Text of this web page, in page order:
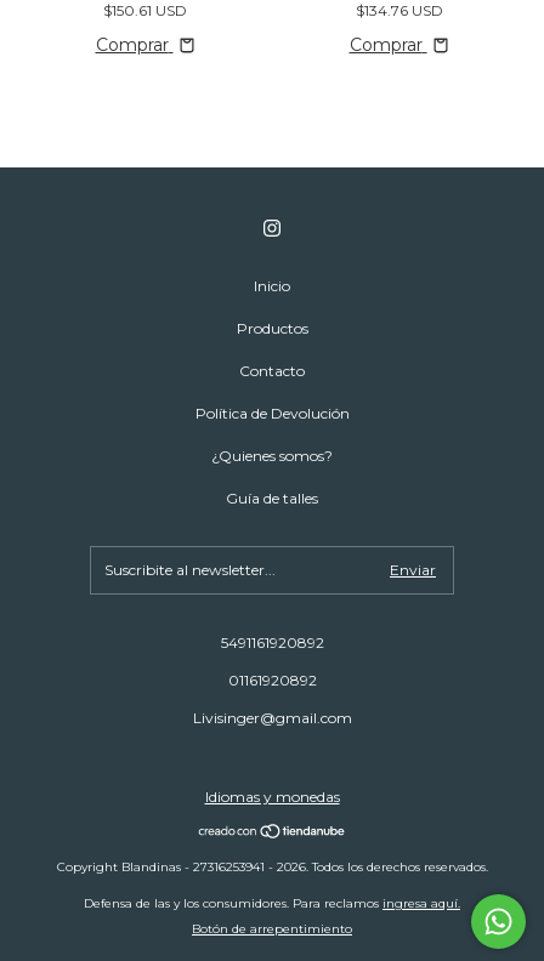
$150.61 USD
Comprar
$134.76 USD
Comprar
Inicio
Productos
Contacto
Política de Devolución
¿Quienes somos?
Guía de talles
5491161920892
01161920892
Livisinger@gmail.com
Idiomas y monedas
Copyright Blandinas - 27316253941 - 2026. Todos los derechos reservados.
Defensa de las y los consumidores. Para reclamos ingresa aquí.
Botón de arrepentimiento